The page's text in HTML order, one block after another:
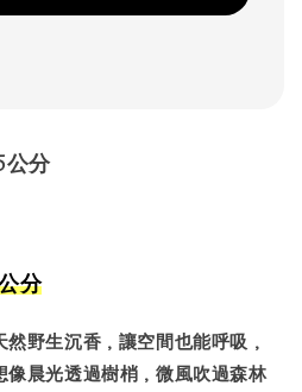
公分
分
野生沉香，讓空間也能呼吸，
像晨光透過樹梢，微風吹過森林